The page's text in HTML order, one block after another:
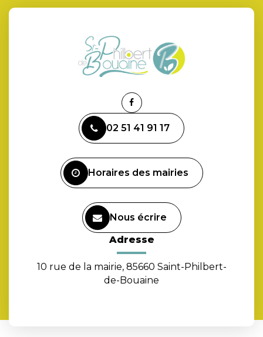
Lien
le
compte
02 51 41 91 17
Horaires des mairies
Nous écrire
Adresse
10 rue de la mairie, 85660 Saint-Philbert-
de-Bouaine